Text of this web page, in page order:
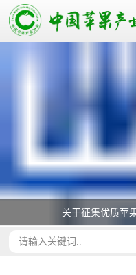
关于征集优质苹